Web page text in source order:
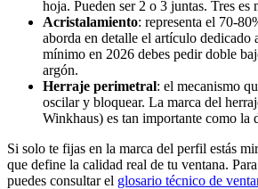
hoja. Pueden ser 2 o 3 juntas. Tres es
Acristalamiento: representa el 70-
aborda en detalle el artículo dedicado
mínimo en 2026 debes pedir doble
argón.
Herraje perimetral: el mecanismo
oscilar y bloquear. La marca del
Winkhaus) es tan importante como la
Si solo te fijas en la marca del perfil estás
que define la calidad real de tu ventana.
puedes consultar el glosario técnico de